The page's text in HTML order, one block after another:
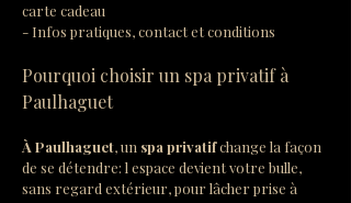
carte cadeau
- Infos pratiques, contact et conditions
Pourquoi choisir un spa privatif à
Paulhaguet
À Paulhaguet, un spa privatif change la façon
de se détendre: l espace devient votre bulle,
sans regard extérieur, pour lâcher prise à